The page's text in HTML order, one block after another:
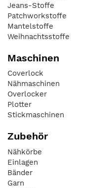
Jeans-Stoffe
Patchworkstoffe
Mantelstoffe
Weihnachtsstoffe
Maschinen
Coverlock
Nähmaschinen
Overlocker
Plotter
Stickmaschinen
Zubehör
Nähkörbe
Einlagen
Bänder
Garn